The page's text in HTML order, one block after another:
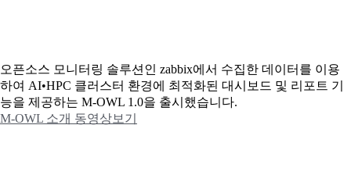
오픈소스 모니터링 솔루션인 zabbix에서 수집한 데이터를 이용
하여 AI•HPC 클러스터 환경에 최적화된 대시보드 및 리포트 기
능을 제공하는 M-OWL 1.0을 출시했습니다.
M-OWL 소개 동영상보기